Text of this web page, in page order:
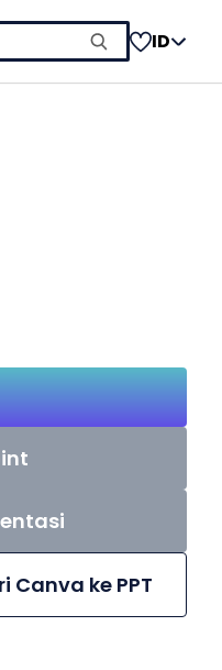
ID
Canva ke PPT